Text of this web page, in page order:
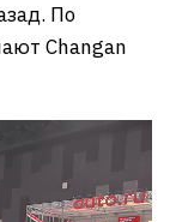
По
Changan